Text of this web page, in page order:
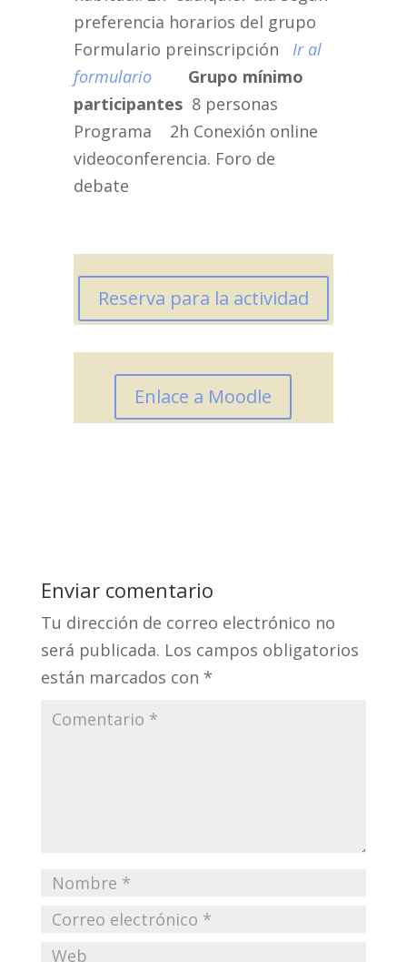
preferencia horarios del grupo
Formulario preinscripción Ir al
formulario
Grupo mínimo
participantes8 personas
Programa 2h Conexión online
videoconferencia. Foro de
debate
Reserva para la actividad
Enlace a Moodle
Enviar comentario
Tu dirección de correo electrónico no
será publicada. Los campos obligatorios
están marcados con *